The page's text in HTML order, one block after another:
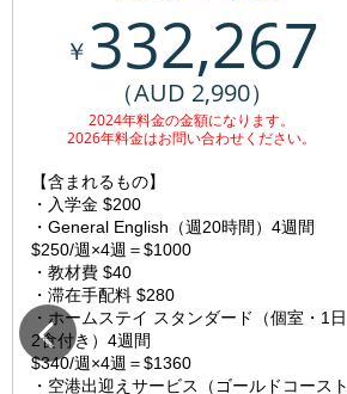
￥ 332,267
（AUD 2,990）
2024年料金の金額になります。
2026年料金はお問い合わせください。
【含まれるもの】
・入学金 $200
・General English（週20時間）4週間
$250/週×4週＝$1000
・教材費 $40
・滞在手配料 $280
・ホームステイ スタンダード（個室・1日
2食付き）4週間
$340/週×4週＝$1360
・空港出迎えサービス（ゴールドコースト